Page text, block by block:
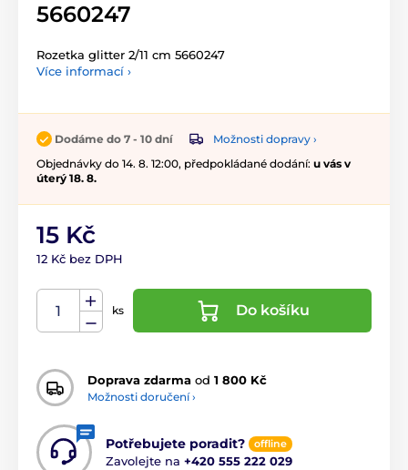
5660247
Rozetka glitter 2/11 cm 5660247
Více informací ›
Dodáme do 7 - 10 dní
Možnosti dopravy ›
Objednávky do 14. 8. 12:00, předpokládané dodání: u vás v
úterý 18. 8.
15 Kč
12 Kč bez DPH
ks Do košíku
Doprava zdarma od 1 800 Kč
Možnosti doručení ›
Potřebujete poradit? offline
Zavolejte na +420 555 222 029